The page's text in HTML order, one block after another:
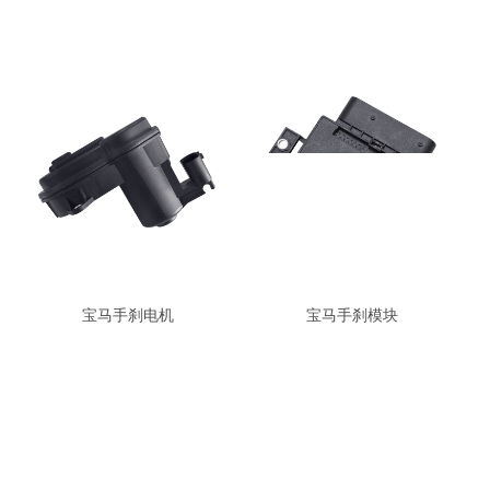
宝马手刹电机 宝马手刹模块